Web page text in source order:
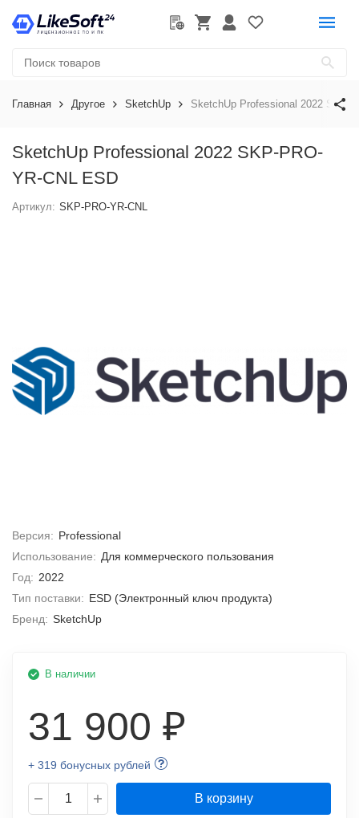
Главная Другое SketchUp SketchUp Professional 2022 SKP-
SketchUp Professional 2022 SKP-PRO-
YR-CNL ESD
Артикул: SKP-PRO-YR-CNL
Версия: Professional
Использование: Для коммерческого пользования
Год: 2022
Тип поставки: ESD (Электронный ключ продукта)
Бренд: SketchUp
В наличии
31 900 ₽
+ 319 бонусных рублей
В корзину